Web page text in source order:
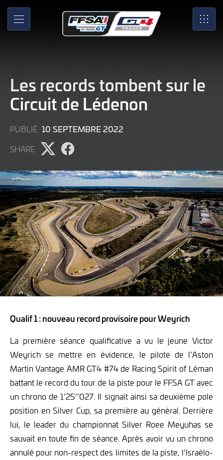
Skip
Main
MENU SRO
Les records tombent sur le
Circuit de Lédenon
PUBLIÉ 10 SEPTEMBRE 2022
SHARE
Partager
sur
X
Partager
sur
Facebook
Qualif 1 : nouveau record provisoire pour Weyrich
La première séance qualificative a vu le jeune Victor
Weyrich se mettre en évidence, le pilote de l’Aston
Martin Vantage AMR GT4 #74 de Racing Spirit of Léman
battant le record du tour de la piste pour le FFSA GT avec
un chrono de 1’25’’027. Il signait ainsi sa deuxième pole
position en Silver Cup, sa première au général. Derrière
lui, le leader du championnat Silver Roee Meyuhas se
sauvait en toute fin de séance. Après avoir vu un chrono
annulé pour non-respect des limites de la piste, l’Israélo-